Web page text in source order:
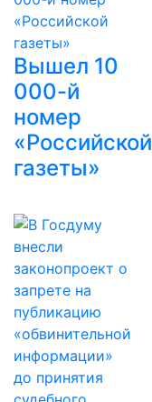
Вышел 10
000-й
номер
«Российской
газеты»